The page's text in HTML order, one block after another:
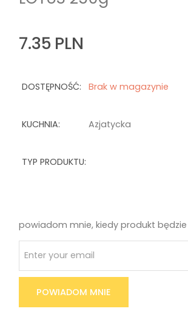
7.35 PLN
DOSTĘPNOŚĆ: Brak w magazynie
KUCHNIA: Azjatycka
TYP PRODUKTU:
powiadom mnie, kiedy produkt
POWIADOM MNIE